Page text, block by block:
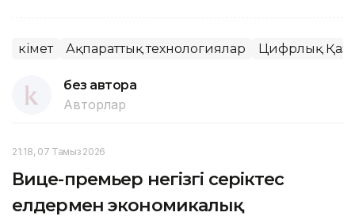
Үкімет Ақпараттық технологиялар Цифрлық
без автора
Авторлар
21:18, 07 Тамыз 2026
Вице-премьер негізгі серіктес
елдермен экономикалық